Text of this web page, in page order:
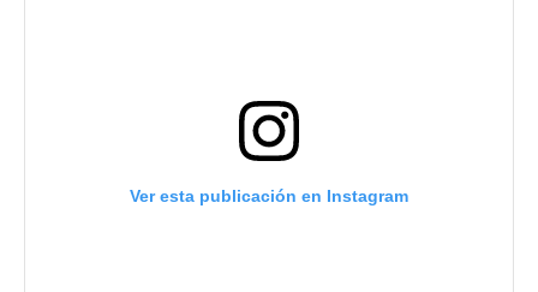
Ver esta publicación en Instagram